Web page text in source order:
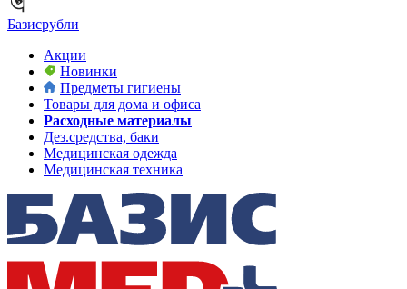
Базисрубли
Акции
Новинки
Предметы гигиены
Товары для дома и офиса
Расходные материалы
Дез.средства, баки
Медицинская одежда
Медицинская техника